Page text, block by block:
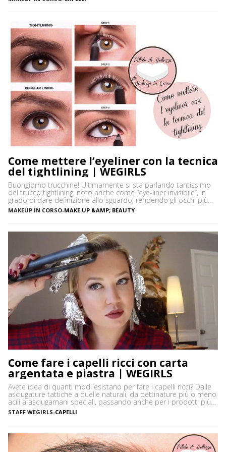
ottenuta dalla linfa essiccata di Astragalus gummifer, un piccolo
Come mettere l’eyeliner con la tecnica
del tightlining | WEGIRLS
Buongiorno trucchine! Ultimamente si sta parlando tantissimo
del trucco tightlining, noto anche come “eye-liner invisibile“, in
grado di dare definizione allo sguardo, rendendo gli occhi più
espressivi e le ciglia più folte. Ma di cosa si tratta precisamente?
Vediamo insieme cos’è tightlining e come farlo senza rischiare di
MAKEUP IN CORSO-MAKE UP &AMP; BEAUTY
Come fare i capelli ricci con carta
argentata e piastra | WEGIRLS
Avete idea di quanti modi esistano per fare i capelli ricci? Dalle
asciugature tattiche a quelle naturali, da pettinature più o meno
acili a asciugamani speciali, passando anche per i prodotti più
disparati. Avere i capelli ricci è uno must, ancor di più in estate,
quando ci vediamo più belle selvagge. Ci sono tanti modi […]
STAFF WEGIRLS-CAPELLI